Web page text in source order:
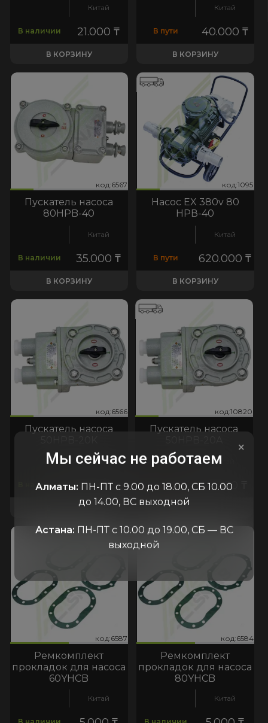
Китай
В наличии 21.000₸
В КОРЗИНУ
Китай
В пути 40.000 ₸
В КОРЗИНУ
код:6567 код:6567
Пускатель насоса
80HPB-40
Китай
В наличии 35.000₸
В КОРЗИНУ
код:1095
Насос EX 380v 80
НРВ-40
Китай
В пути 620.000 ₸
В КОРЗИНУ
код:6566 код:6566
Пускатель насоса
Китай
В наличии 25.000₸
В КОРЗИНУ
код:10820 код:10820
Пускатель насоса
Китай
В пути 40.000
В КОРЗИНУ
код:6587 код:6587
Ремкомплект
прокладок для насоса
60YHCB
Китай
код:6584 код:6584
Ремкомплект
прокладок для насоса
80YHCB
Китай
×
Мы сейчас не работаем
Алматы: ПН-ПТ с 9.00 до 18.00, СБ 10.00
до 14.00, ВС выходной
Астана: ПН-ПТ с 10.00 до 19.00, СБ — ВС
выходной